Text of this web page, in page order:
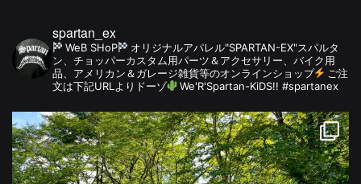
spartan_ex
WeB SHoP
オリジナルアパレル"SPARTAN-EX"スパルタ
ン、チョッパーカスタム用パーツ＆アクセサリー、バイク用
品、アメリカン＆ガレージ雑貨等のオンラインショップ
ご注
文は下記URLよりドーゾ
We'R'Spartan-KiDS!! #spartanex